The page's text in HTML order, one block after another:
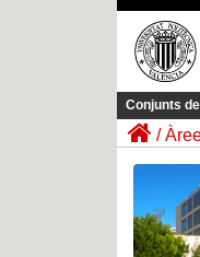
Conjunts